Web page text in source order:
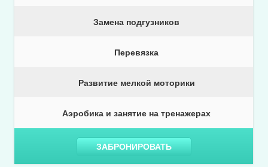
Замена подгузников
Перевязка
Развитие мелкой моторики
Аэробика и занятие на тренажерах
ЗАБРОНИРОВАТЬ